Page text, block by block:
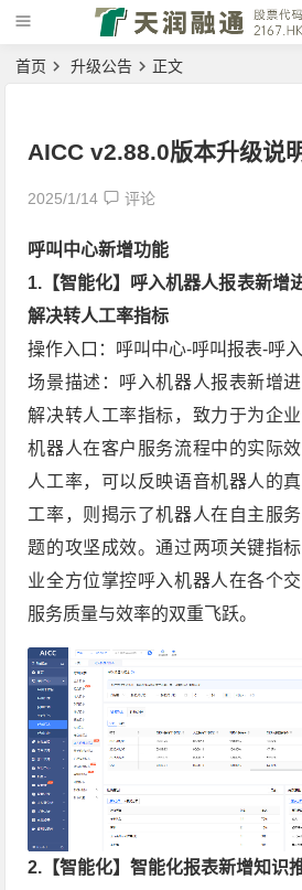
首页 升级公告 正文
AICC v2.88.0版本升级说
2025/1/14 评论
呼叫中心新增功能
1.【智能化】呼入机器人报表新增
解决转人工率指标
操作入口：呼叫中心-呼叫报表-呼
场景描述：呼入机器人报表新增
解决转人工率指标，致力于为企
机器人在客户服务流程中的实际
人工率，可以反映语音机器人的
工率，则揭示了机器人在自主服
题的攻坚成效。通过两项关键指
业全方位掌控呼入机器人在各个
服务质量与效率的双重飞跃。
2.【智能化】智能化报表新增知识